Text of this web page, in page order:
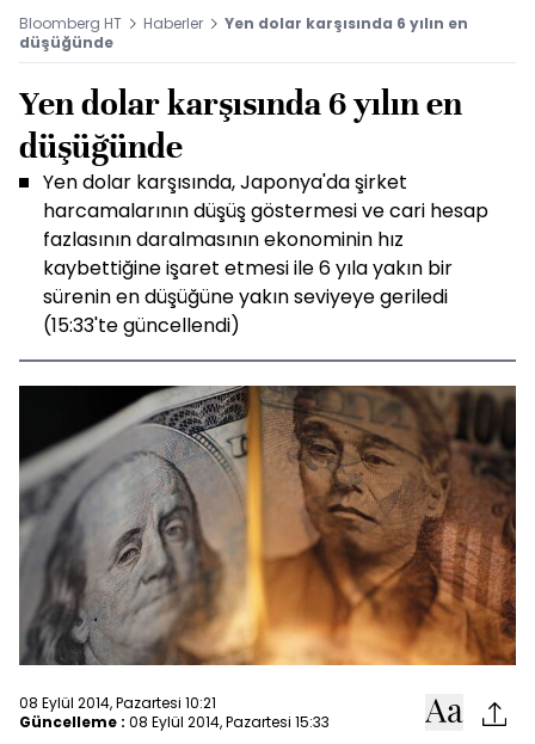
Bloomberg HT Haberler
Yen dolar karşısında 6 yılın en
düşüğünde
Yen dolar karşısında 6 yılın en
düşüğünde
Yen dolar karşısında, Japonya'da şirket
harcamalarının düşüş göstermesi ve cari hesap
fazlasının daralmasının ekonominin hız
kaybettiğine işaret etmesi ile 6 yıla yakın bir
sürenin en düşüğüne yakın seviyeye geriledi
(15:33'te güncellendi)
08 Eylül 2014, Pazartesi 10:21
Güncelleme : 08 Eylül 2014, Pazartesi 15:33